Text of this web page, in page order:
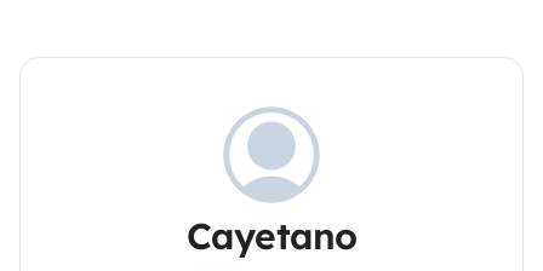
Cayetano